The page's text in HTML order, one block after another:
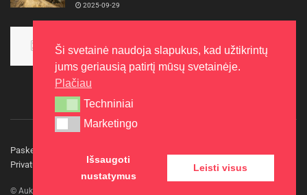
2025-09-29
aukso
2015-10-30
Paskelbkite naujieną
Privatumo politika
Kontaktai
© Aukštaitijos gidas
Ši svetainė naudoja slapukus, kad užtikrintų
jums geriausią patirtį mūsų svetainėje.
Plačiau
Techniniai
Techniniai
Marketingo
Marketingo
Išsaugoti
nustatymus
Leisti visus